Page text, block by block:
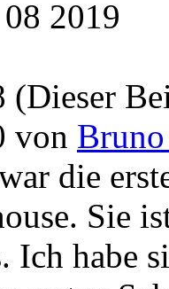
2019
(Dieser
von
die
Sie
Ich habe